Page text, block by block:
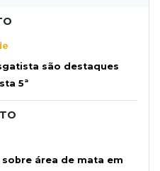
são destaques
5ª
área de mata em